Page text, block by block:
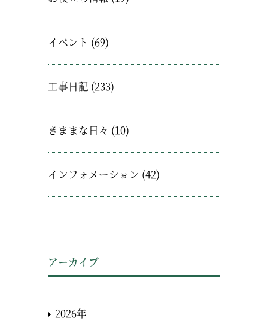
イベント (69)
工事日記 (233)
きままな日々 (10)
インフォメーション (42)
アーカイブ
2026年